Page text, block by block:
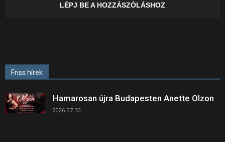
LÉPJ BE A HOZZÁSZÓLÁSHOZ
Friss hírek
Hamarosan újra Budapesten Anette Olzon
2026-07-30